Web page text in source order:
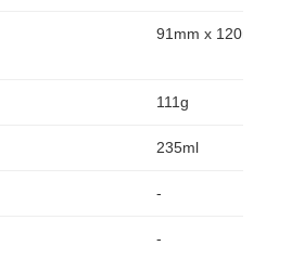
91mm x 120mm x
111g
235ml
-
-